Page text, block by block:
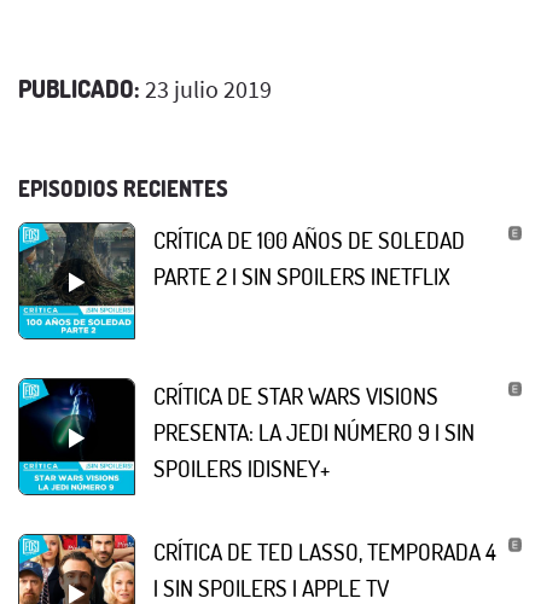
PUBLICADO: 23 julio 2019
EPISODIOS RECIENTES
CRÍTICA DE 100 AÑOS DE SOLEDAD
PARTE 2 | SIN SPOILERS |NETFLIX
CRÍTICA DE STAR WARS VISIONS
PRESENTA: LA JEDI NÚMERO 9 | SIN
SPOILERS |DISNEY+
CRÍTICA DE TED LASSO, TEMPORADA 4
| SIN SPOILERS | APPLE TV